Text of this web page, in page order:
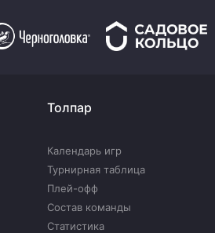
Толпар
Календарь игр
Турнирная таблица
Плей-офф
Состав команды
Статистика